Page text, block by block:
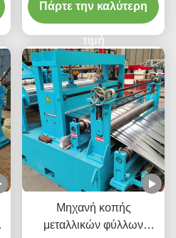
πηνίων σε στενότερες
λωρίδες
Πάρτε την καλύτερη
τιμή
Μηχανή κοπής
μεταλλικών φύλλων